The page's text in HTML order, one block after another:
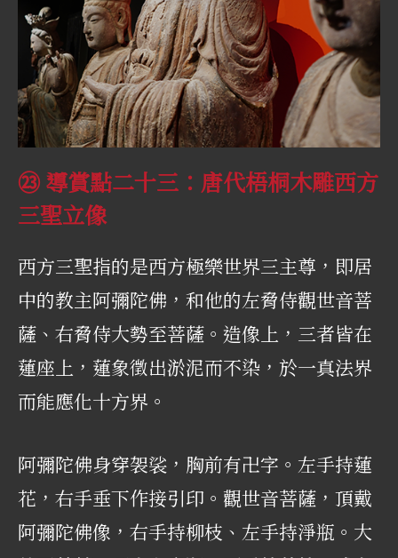
㉓ 導賞點二十三：唐代梧桐木雕西方
三聖立像
西方三聖指的是西方極樂世界三主尊，即居
中的教主阿彌陀佛，和他的左脅侍觀世音菩
薩、右脅侍大勢至菩薩。造像上，三者皆在
蓮座上，蓮象徵出淤泥而不染，於一真法界
而能應化十方界。
阿彌陀佛身穿袈裟，胸前有卍字。左手持蓮
花，右手垂下作接引印。觀世音菩薩，頂戴
阿彌陀佛像，右手持柳枝、左手持淨瓶。大